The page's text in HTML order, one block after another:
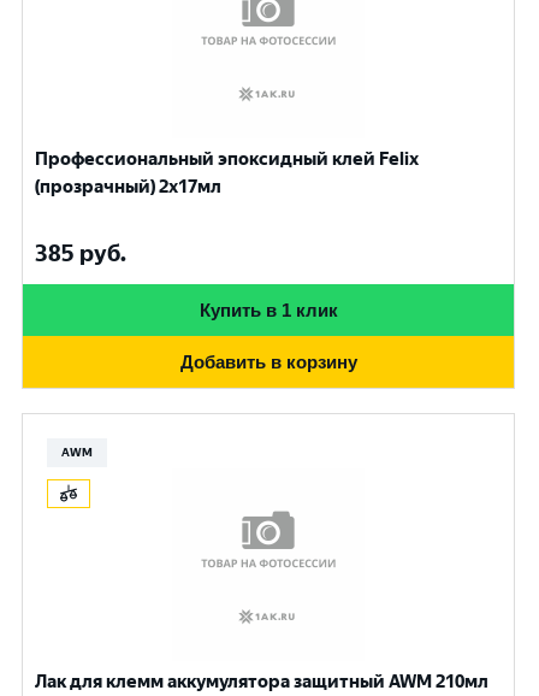
Профессиональный эпоксидный клей Felix
(прозрачный) 2х17мл
385 руб.
Купить в 1 клик
Добавить в корзину
AWM
Лак для клемм аккумулятора защитный AWM 210мл